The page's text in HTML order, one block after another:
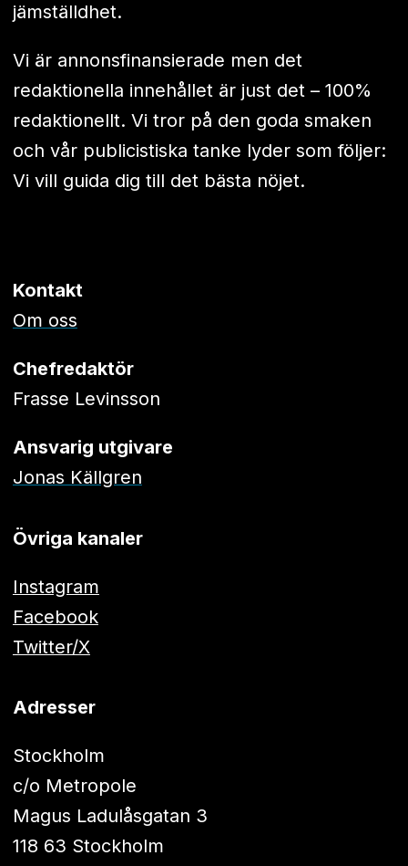
jämställdhet.
Vi är annonsfinansierade men det
redaktionella innehållet är just det – 100%
redaktionellt. Vi tror på den goda smaken
och vår publicistiska tanke lyder som följer:
Vi vill guida dig till det bästa nöjet.
Kontakt
Om oss
Chefredaktör
Frasse Levinsson
Ansvarig utgivare
Jonas Källgren
Övriga kanaler
Instagram
Facebook
Twitter/X
Adresser
Stockholm
c/o Metropole
Magus Ladulåsgatan 3
118 63 Stockholm